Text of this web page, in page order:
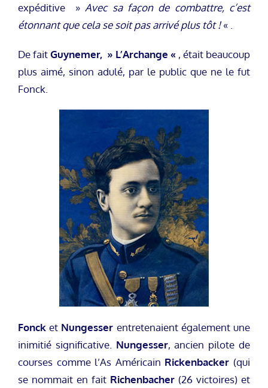
expéditive » Avec sa façon de combattre, c’est
étonnant que cela se soit pas arrivé plus tôt !« .
De faitGuynemer, » L’Archange « , était beaucoup
plus aimé, sinon adulé, par le public que ne le fut
Fonck.
Fonck et Nungesser entretenaient également une
inimitié significative. Nungesser, ancien pilote de
courses comme l’As Américain Rickenbacker (qui
se nommait en fait Richenbacher (26 victoires) et